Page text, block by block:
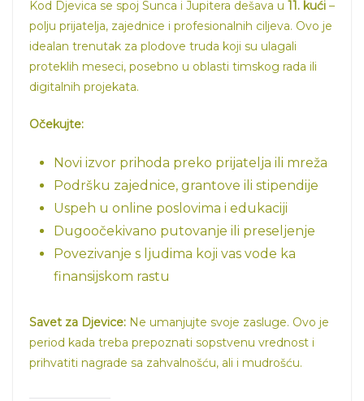
Kod Djevica se spoj Sunca i Jupitera dešava u 11. kući –
polju prijatelja, zajednice i profesionalnih ciljeva. Ovo je
idealan trenutak za plodove truda koji su ulagali
proteklih meseci, posebno u oblasti timskog rada ili
digitalnih projekata.
Očekujte:
Novi izvor prihoda preko prijatelja ili mreža
Podršku zajednice, grantove ili stipendije
Uspeh u online poslovima i edukaciji
Dugoočekivano putovanje ili preseljenje
Povezivanje s ljudima koji vas vode ka
finansijskom rastu
Savet za Djevice: Ne umanjujte svoje zasluge. Ovo je
period kada treba prepoznati sopstvenu vrednost i
prihvatiti nagrade sa zahvalnošću, ali i mudrošću.